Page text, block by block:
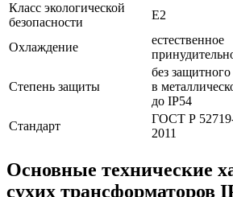
Класс экологической
безопасности
E2
Охлаждение
естественное
Степень защиты
без
в
до IP54
Стандарт
ГОСТ Р
2011
Основные технические
сухих трансформаторов